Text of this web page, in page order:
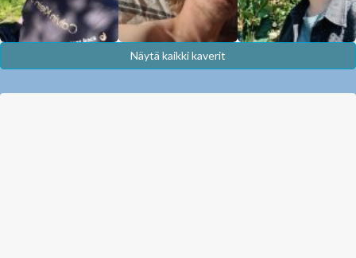
Näytä kaikki kaverit